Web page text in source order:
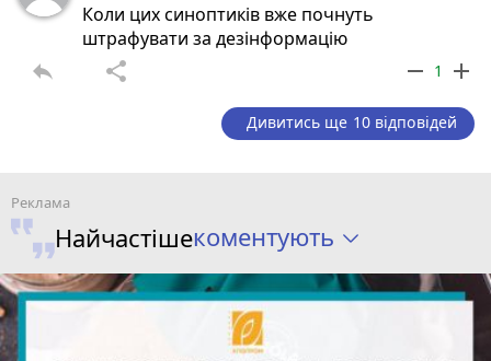
Коли цих синоптиків вже почнуть
штрафувати за дезінформацію
reply share remove 1 add
Дивитись ще 10 відповідей
Найчастішекоментують